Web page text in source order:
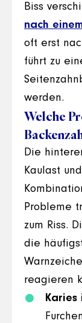
Biss
nach
oft erst
führt zu
werden.
Welche
Die
Kaulast
Probleme
zum Riss.
die
reagieren
Karies